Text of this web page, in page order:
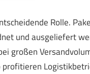
Rolle.
und ausgeliefert
großen